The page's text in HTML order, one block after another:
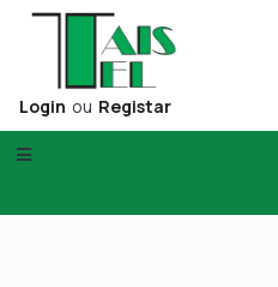
Login ou Registar